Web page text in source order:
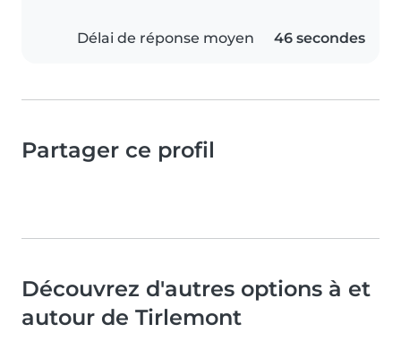
Délai de réponse moyen 46 secondes
Partager ce profil
Découvrez d'autres options à et
autour de Tirlemont